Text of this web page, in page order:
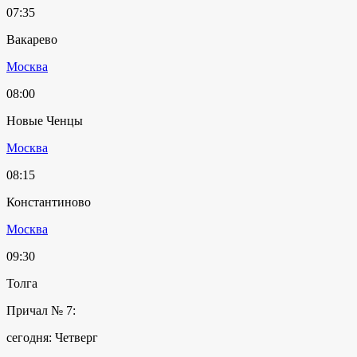
07:35
Вакарево
Москва
08:00
Новые Ченцы
Москва
08:15
Константиново
Москва
09:30
Толга
Причал № 7:
сегодня: Четверг